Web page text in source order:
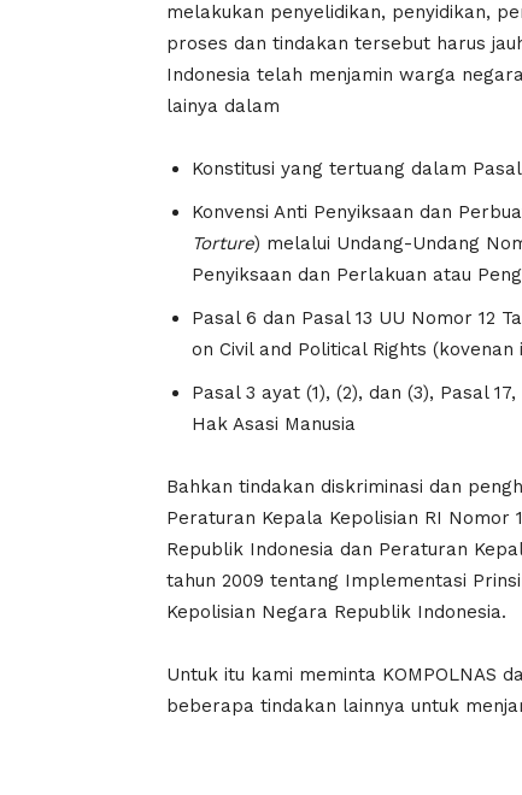
melakukan penyelidikan, penyidikan,
proses dan tindakan tersebut harus
Indonesia telah menjamin warga
lainya dalam
Konstitusi yang tertuang dalam
Konvensi Anti Penyiksaan dan
Torture) melalui Undang-Undang
Penyiksaan dan Perlakuan atau
Pasal 6 dan Pasal 13 UU Nomor 12
on Civil and Political Rights
Pasal 3 ayat (1), (2), dan (3), Pasal
Hak Asasi Manusia
Bahkan tindakan diskriminasi dan
Peraturan Kepala Kepolisian RI Nomor
Republik Indonesia dan Peraturan
tahun 2009 tentang Implementasi
Kepolisian Negara Republik Indonesia.
Untuk itu kami meminta KOMPOLNAS
beberapa tindakan lainnya untuk